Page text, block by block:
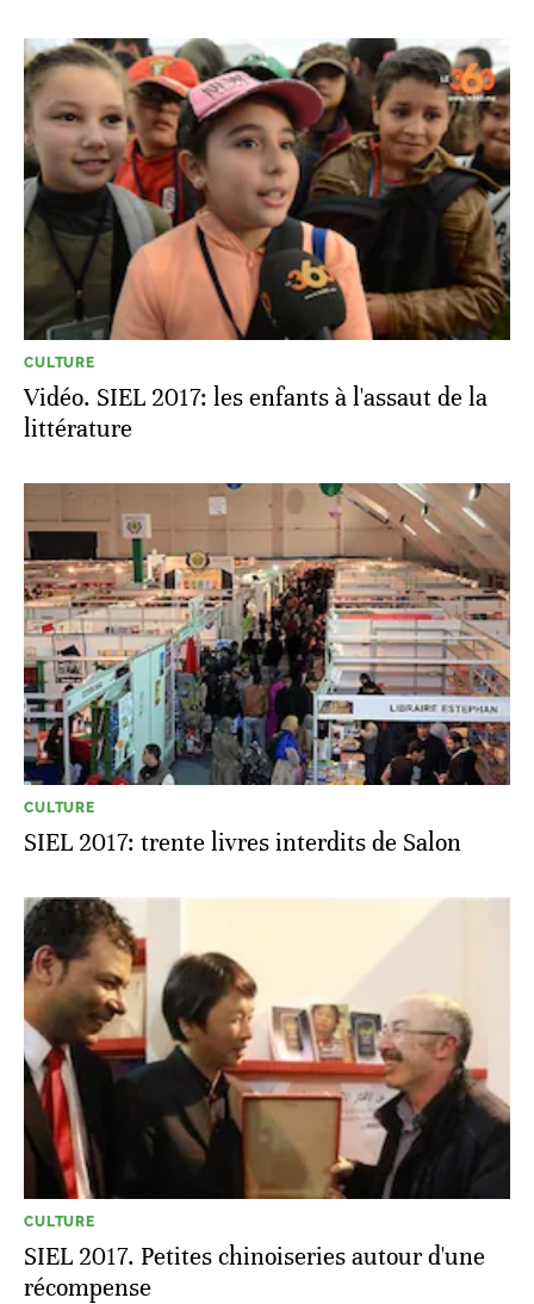
CULTURE
Vidéo. SIEL 2017: les enfants à l'assaut de la
littérature
CULTURE
SIEL 2017: trente livres interdits de Salon
CULTURE
SIEL 2017. Petites chinoiseries autour d'une
récompense